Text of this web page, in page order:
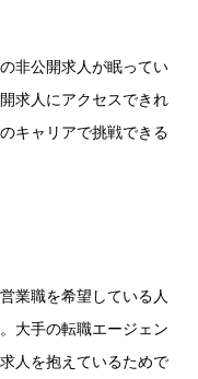
非公開求人が眠ってい
求人にアクセスできれ
キャリアで挑戦できる
業職を希望している人
大手の転職エージェン
人を抱えているためで